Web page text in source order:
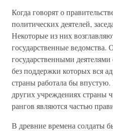
Когда говорят о
политических деятелей,
Некоторые из них
государственные ведомства.
государственными
без поддержки которых вся
страны работала бы
других учреждениях страны
рангов являются частью
В древние времена солдаты